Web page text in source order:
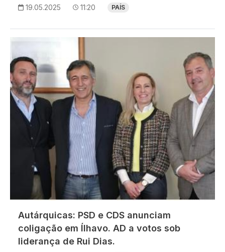
19.05.2025 11:20 PAÍS
Autárquicas: PSD e CDS anunciam
coligação em Ílhavo. AD a votos sob
liderança de Rui Dias.